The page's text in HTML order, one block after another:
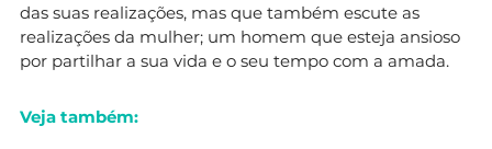
das suas realizações, mas que também escute as
realizações da mulher; um homem que esteja ansioso
por partilhar a sua vida e o seu tempo com a amada.
Veja também: